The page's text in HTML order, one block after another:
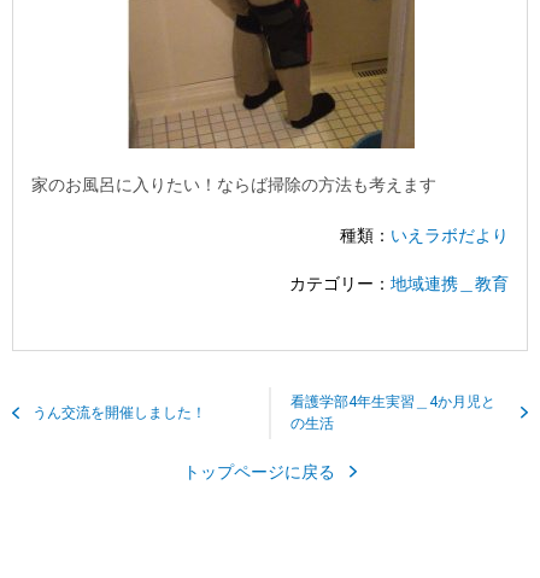
家のお風呂に入りたい！ならば掃除の方法も考えます
種類： いえラボだより
カテゴリー： 地域連携＿教育
うん交流を開催しました！
看護学部4年生実習＿4か月児と
の生活
トップページに戻る